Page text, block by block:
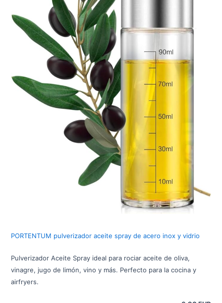
PORTENTUM pulverizador aceite spray de acero inox y vidrio
Pulverizador Aceite Spray ideal para rociar aceite de oliva,
vinagre, jugo de limón, vino y más. Perfecto para la cocina y
airfryers.